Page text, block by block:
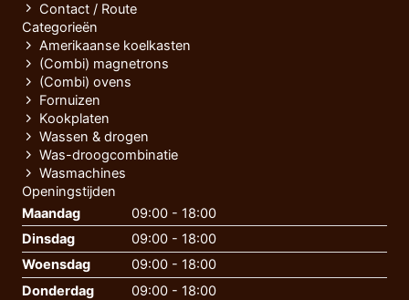
Contact / Route
Categorieën
Amerikaanse koelkasten
(Combi) magnetrons
(Combi) ovens
Fornuizen
Kookplaten
Wassen & drogen
Was-droogcombinatie
Wasmachines
Openingstijden
Maandag
09:00 - 18:00
Dinsdag
09:00 - 18:00
Woensdag
09:00 - 18:00
Donderdag
09:00 - 18:00